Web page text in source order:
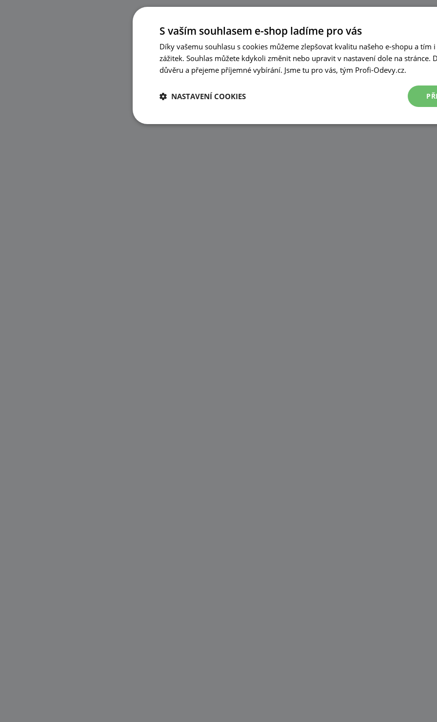
S vaším souhlasem e-shop ladíme pro vás
Díky vašemu souhlasu s cookies můžeme zlepšovat kvalitu našeho e-shopu a tím
zážitek. Souhlas můžete kdykoli změnit nebo upravit v nastavení dole na stránce.
důvěru a přejeme příjemné vybírání. Jsme tu pro vás, tým Profi-Odevy.cz.
NASTAVENÍ COOKIES